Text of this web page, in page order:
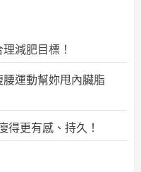
減肥目標！
運動幫妳甩內臟脂
得更有感、持久！